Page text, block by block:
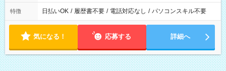
特徴 日払いOK / 履歴書不要 / 電話対応なし / パソコンスキル不要
気になる！ 応募する 詳細へ